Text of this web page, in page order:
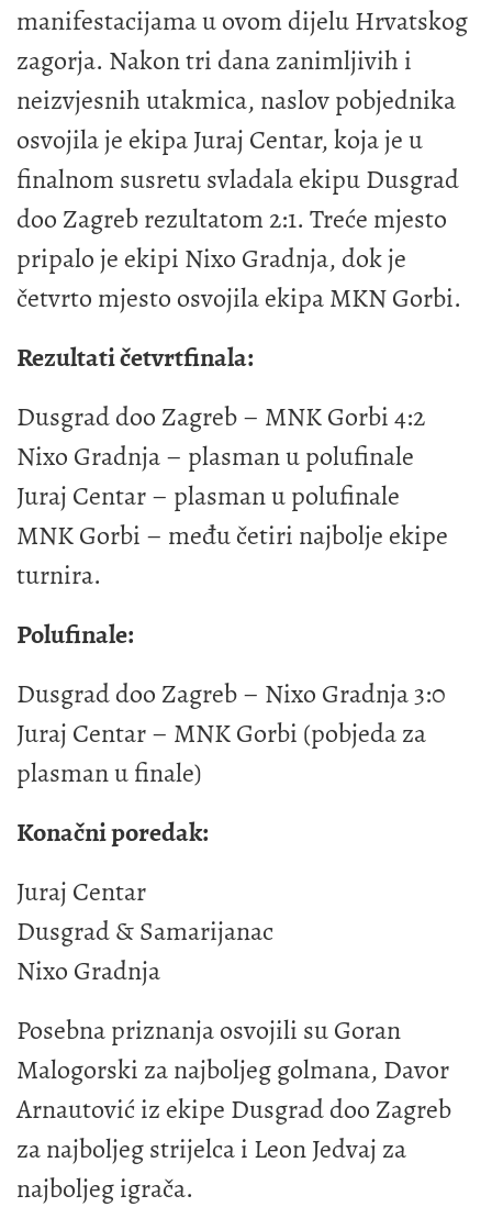
manifestacijama u ovom dijelu Hrvatskog
zagorja. Nakon tri dana zanimljivih i
neizvjesnih utakmica, naslov pobjednika
osvojila je ekipa Juraj Centar, koja je u
finalnom susretu svladala ekipu Dusgrad
doo Zagreb rezultatom 2:1. Treće mjesto
pripalo je ekipi Nixo Gradnja, dok je
četvrto mjesto osvojila ekipa MKN Gorbi.
Rezultati četvrtfinala:
Dusgrad doo Zagreb – MNK Gorbi 4:2
Nixo Gradnja – plasman u polufinale
Juraj Centar – plasman u polufinale
MNK Gorbi – među četiri najbolje ekipe
turnira.
Polufinale:
Dusgrad doo Zagreb – Nixo Gradnja 3:0
Juraj Centar – MNK Gorbi (pobjeda za
plasman u finale)
Konačni poredak:
Juraj Centar
Dusgrad & Samarijanac
Nixo Gradnja
Posebna priznanja osvojili su Goran
Malogorski za najboljeg golmana, Davor
Arnautović iz ekipe Dusgrad doo Zagreb
za najboljeg strijelca i Leon Jedvaj za
najboljeg igrača.